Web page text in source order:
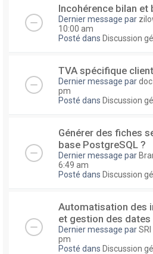
Incohérence bilan et
Dernier message par
10:00 am
Posté dans Discussion
TVA spécifique client
Dernier message pardoc
pm
Posté dans Discussion
Générer des fiches
base PostgreSQL ?
Dernier message par
6:49 am
Posté dans Discussion
Automatisation des
et gestion des dates
Dernier message parSRI
pm
Posté dans Discussion